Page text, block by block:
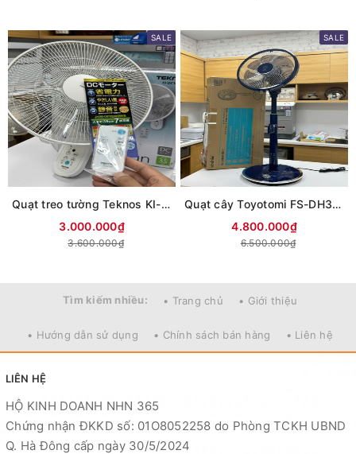
SALE
Quạt treo tường Teknos KI-DC368 cánh 35cm | Động cơ DC
3.000.000₫
3.600.000₫
SALE
Quạt cây Toyotomi FS-DH30P | Động cơ DC | Cảm ứng lồng an toàn
4.800.000₫
6.500.000₫
Tìm kiếm nhiều: • Trang chủ • Giới thiệu
• Hướng dẫn sử dụng • Chính sách bán hàng • Liên hệ
LIÊN HỆ
HỘ KINH DOANH NHN 365
Chứng nhận ĐKKD số: 01O8052258 do Phòng TCKH UBND
Q. Hà Đông cấp ngày 30/5/2024